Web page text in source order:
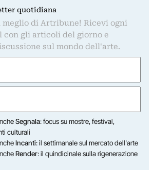
quotidiana
meglio di Artribune! Ricevi ogni
con gli articoli del giorno e
sul mondo dell'arte.
Segnala: focus su mostre, festival,
culturali
Incanti: il settimanale sul mercato dell'arte
Render: il quindicinale sulla rigenerazione